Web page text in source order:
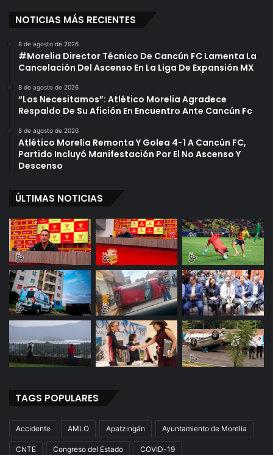
NOTICIAS MÁS RECIENTES
8 de agosto de 2026
#Morelia Director Técnico De Cancún FC Lamenta La
Cancelación Del Ascenso En La Liga De Expansión MX
8 de agosto de 2026
“Los Necesitamos”: Atlético Morelia Agradece
Respaldo De Su Afición En Encuentro Ante Cancún Fc
8 de agosto de 2026
Atlético Morelia Remonta Y Golea 4-1 A Cancún FC,
Partido Incluyó Manifestación Por El No Ascenso Y
Descenso
ÚLTIMAS NOTICIAS
TAGS POPULARES
Accidente AMLO Apatzingán Ayuntamiento de Morelia
CNTE Congreso del Estado COVID-19